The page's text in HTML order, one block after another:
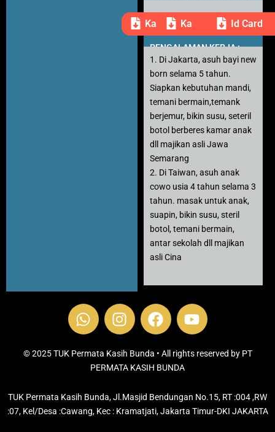
Kartu PesertaKartu PesertaId Card
PENGALAMAN KERJA :
1. Di Jakarta, asuh bayi new
born selama 5 tahun.
Siapkan kebutuhan mandi,
temani bermain,temank
berjemur, bikin susu, seteril
botol berberes kamar anak
dll majikan asli Jawa
Semarang
2. Di Taiwan, asuh anak
cowo usia 4 tahun selama 3
tahun. masak untuk anak,
suapin, bikin susu, steril
botol, temani bermain,
antar sekolah dll majikan
asli Cina
W
h
t
p
p
I
n
t
a
r
a
F
a
e
b
o
k
Y
o
t
e
© 2025 TUK Permata Kasih Bunda • All rights reserved by PT
PERMATA KASIH BUNDA
TUK Permata Kasih Bunda, Jl.Masjid Bendungan No.15, RT :004 ,RW
:07, Kel/Desa :Cawang, Kec : Kramatjati, Jakarta Timur-DKI JAKARTA